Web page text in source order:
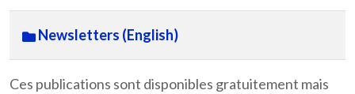
Newsletters (English)
Ces publications sont disponibles gratuitement mais